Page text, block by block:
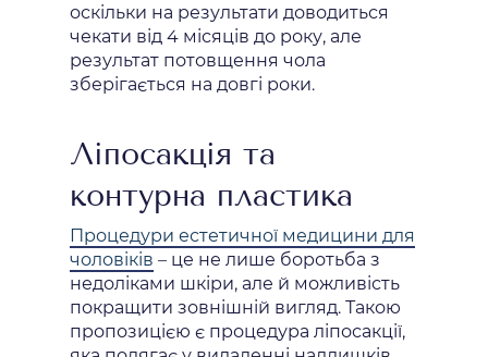
оскільки на результати доводиться
чекати від 4 місяців до року, але
результат потовщення чола
зберігається на довгі роки.
Ліпосакція та
контурна пластика
Процедури естетичної медицини для
чоловіків – це не лише боротьба з
недоліками шкіри, але й можливість
покращити зовнішній вигляд. Такою
пропозицією є процедура ліпосакції,